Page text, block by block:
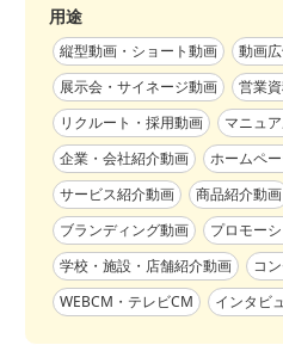
用途
縦型動画・ショート動画
動画
展示会・サイネージ動画
営業
リクルート・採用動画
マニュ
企業・会社紹介動画
ホームペ
サービス紹介動画
商品紹介動画
ブランディング動画
プロモー
学校・施設・店舗紹介動画
コ
WEBCM・テレビCM
インタビ